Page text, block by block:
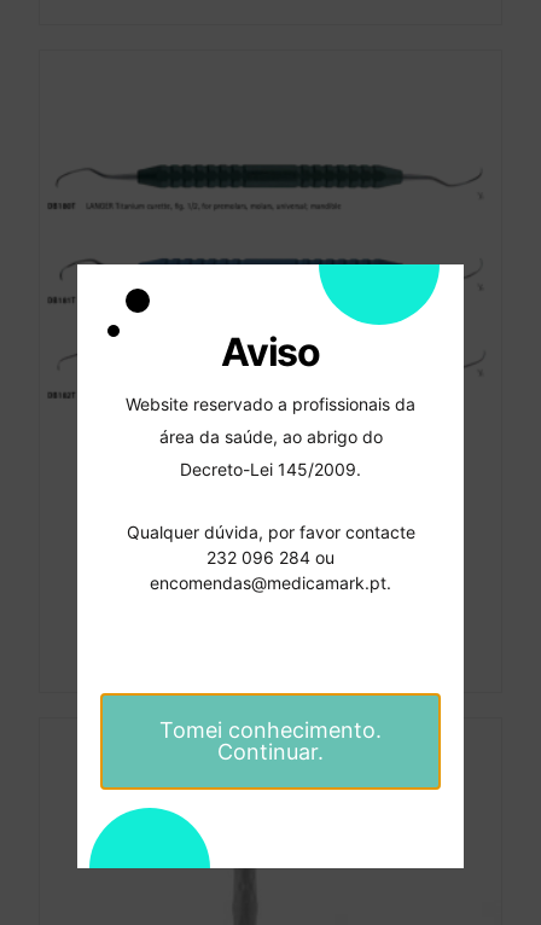
Curetas para Implantes de Titanio – Aesculap
108.00€
Aviso
Website reservado a profissionais da
área da saúde, ao abrigo do
Decreto-Lei 145/2009.
Qualquer dúvida, por favor contacte
232 096 284 ou
encomendas@medicamark.pt.
Tomei conhecimento.
Continuar.